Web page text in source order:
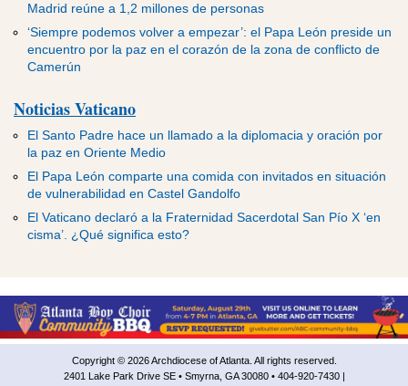
Madrid reúne a 1,2 millones de personas
‘Siempre podemos volver a empezar’: el Papa León preside un
encuentro por la paz en el corazón de la zona de conflicto de
Camerún
Noticias Vaticano
El Santo Padre hace un llamado a la diplomacia y oración por
la paz en Oriente Medio
El Papa León comparte una comida con invitados en situación
de vulnerabilidad en Castel Gandolfo
El Vaticano declaró a la Fraternidad Sacerdotal San Pío X ‘en
cisma’. ¿Qué significa esto?
Copyright © 2026 Archdiocese of Atlanta. All rights reserved.
2401 Lake Park Drive SE • Smyrna, GA 30080 • 404-920-7430 |